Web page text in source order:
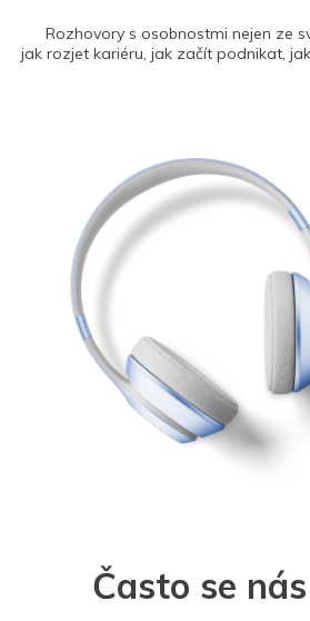
Rozhovory s osobnostmi nejen ze
jak rozjet kariéru, jak začít podnikat,
Často se